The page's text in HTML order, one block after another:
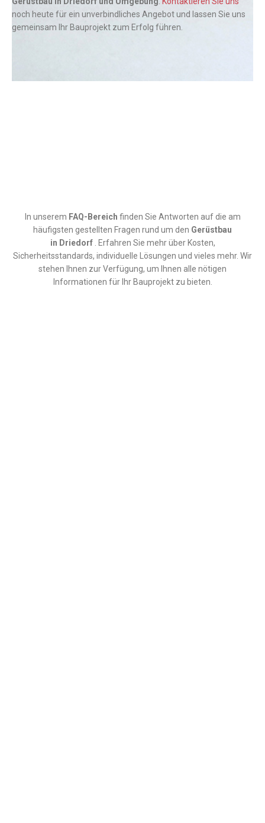
noch heute für ein unverbindliches Angebot und lassen Sie uns
gemeinsam Ihr Bauprojekt zum Erfolg führen.
In unserem FAQ-Bereich finden Sie Antworten auf die am
häufigsten gestellten Fragen rund um den Gerüstbau
in Driedorf
. Erfahren Sie mehr über Kosten,
Sicherheitsstandards, individuelle Lösungen und vieles mehr. Wir
stehen Ihnen zur Verfügung, um Ihnen alle nötigen
Informationen für Ihr Bauprojekt zu bieten.